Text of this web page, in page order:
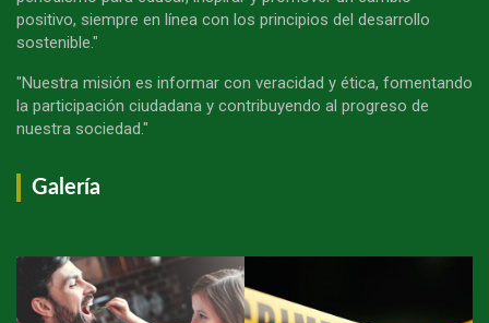
positivo, siempre en línea con los principios del desarrollo
sostenible."
"Nuestra misión es informar con veracidad y ética, fomentando
la participación ciudadana y contribuyendo al progreso de
nuestra sociedad."
Galería